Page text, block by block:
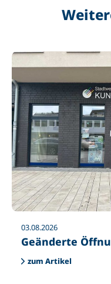
03.08.2026
Geänderte
zum Artikel